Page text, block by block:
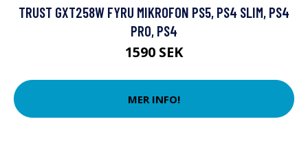
TRUST GXT258W FYRU MIKROFON PS5, PS4 SLIM, PS4
PRO, PS4
1590 SEK
MER INFO!